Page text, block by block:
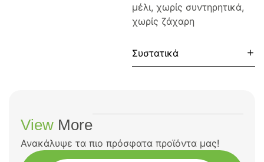
μέλι, χωρίς συντηρητικά,
χωρίς ζάχαρη
Συστατικά
View More
Ανακάλυψε τα πιο πρόσφατα προϊόντα μας!